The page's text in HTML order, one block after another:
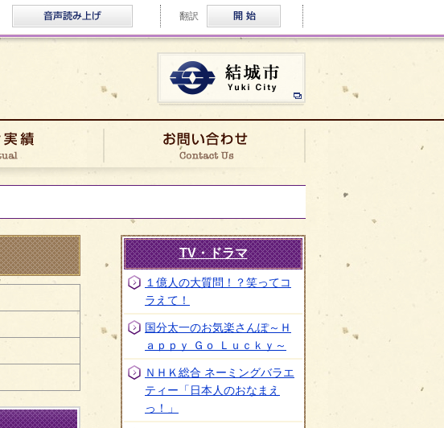
ふりがな・音声読み上げ
翻訳 Multilingual
このページの内容に関するお問い合わせ先
TV・ドラマ
１億人の大質問！？笑ってコ
ラえて！
国分太一のお気楽さんぽ～Ｈ
ａｐｐｙ Ｇｏ Ｌｕｃｋｙ～
ＮＨＫ総合 ネーミングバラエ
ティー「日本人のおなまえ
っ！」